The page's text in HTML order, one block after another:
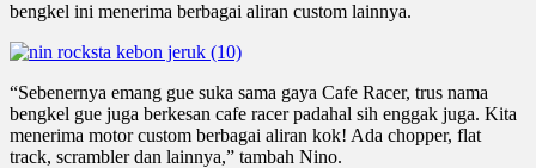
bengkel ini menerima berbagai aliran custom lainnya.
“Sebenernya emang gue suka sama gaya Cafe Racer, trus nama
bengkel gue juga berkesan cafe racer padahal sih enggak juga. Kita
menerima motor custom berbagai aliran kok! Ada chopper, flat
track, scrambler dan lainnya,” tambah Nino.